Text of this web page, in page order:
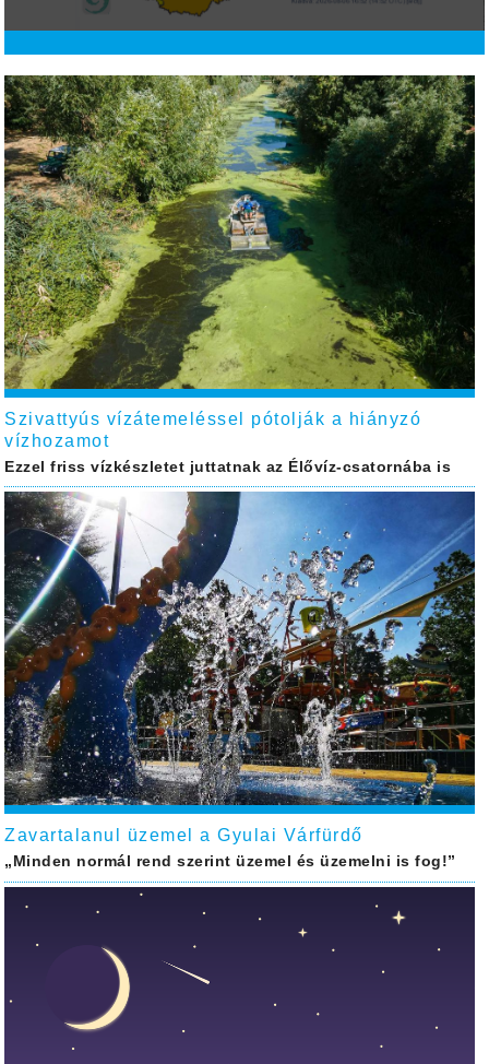
Szivattyús vízátemeléssel pótolják a hiányzó
vízhozamot
Ezzel friss vízkészletet juttatnak az Élővíz-csatornába is
Zavartalanul üzemel a Gyulai Várfürdő
„Minden normál rend szerint üzemel és üzemelni is fog!”